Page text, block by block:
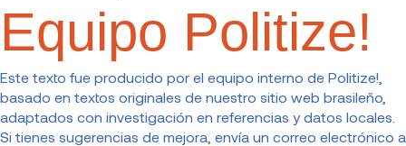
Equipo Politize!
Este texto fue producido por el equipo interno de Politize!,
basado en textos originales de nuestro sitio web brasileño,
adaptados con investigación en referencias y datos locales.
Si tienes sugerencias de mejora, envía un correo electrónico a